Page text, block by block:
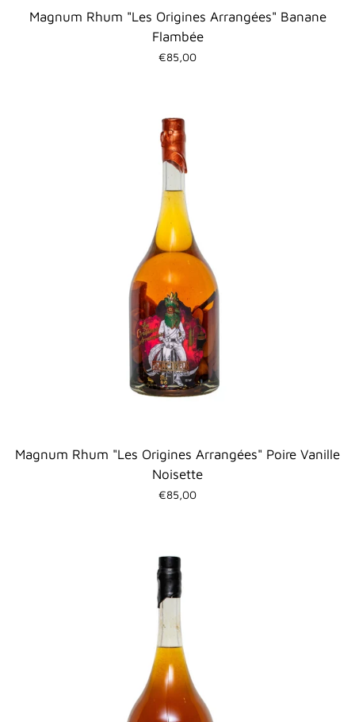
Magnum Rhum "Les Origines Arrangées" Banane
Flambée
€85,00
Magnum Rhum "Les Origines Arrangées" Poire Vanille
Noisette
€85,00